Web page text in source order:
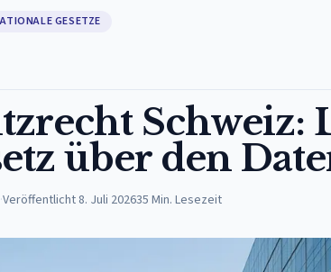
GESETZE
Schweiz:
über den
·Veröffentlicht 8. Juli 202635 Min. Lesezeit